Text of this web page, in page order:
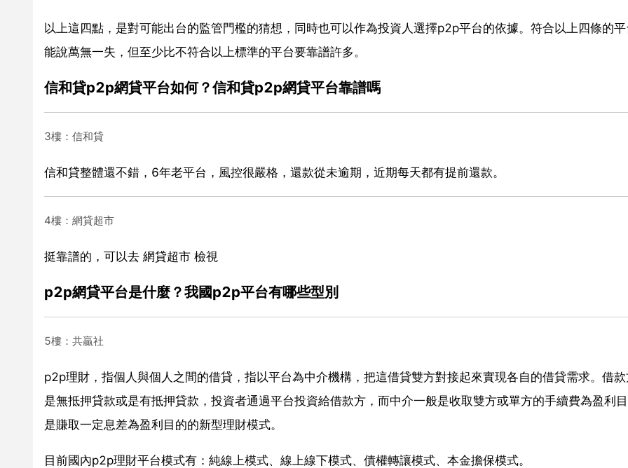
以上這四點，是對可能出台的監管門檻的猜想，同時也可以作為投資人選擇p2p平台的依據。符合以上四條的
能說萬無一失，但至少比不符合以上標準的平台要靠譜許多。
信和貸p2p網貸平台如何？信和貸p2p網貸平台靠譜嗎
3樓：信和貸
信和貸整體還不錯，6年老平台，風控很嚴格，還款從未逾期，近期每天都有提前還款。
4樓：網貸超市
挺靠譜的，可以去 網貸超市 檢視
p2p網貸平台是什麼？我國p2p平台有哪些型別
5樓：共贏社
p2p理財，指個人與個人之間的借貸，指以平台為中介機構，把這借貸雙方對接起來實現各自的借貸需求。借
是無抵押貸款或是有抵押貸款，投資者通過平台投資給借款方，而中介一般是收取雙方或單方的手續費為盈利
是賺取一定息差為盈利目的的新型理財模式。
目前國內p2p理財平台模式有：純線上模式、線上線下模式、債權轉讓模式、本金擔保模式。